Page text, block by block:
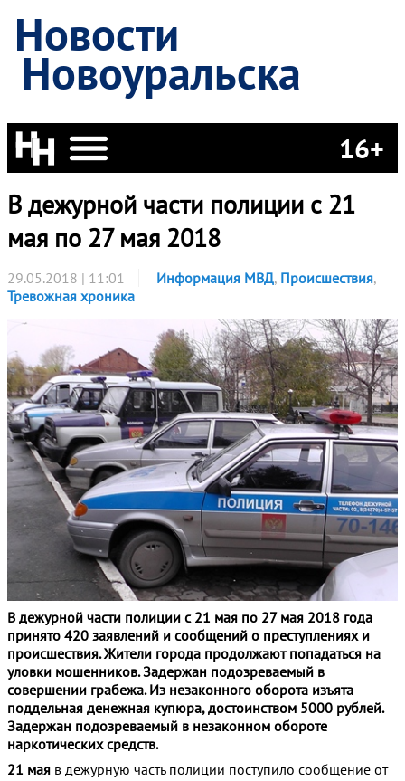
Новости
Новоуральска
16+
В дежурной части полиции с 21
мая по 27 мая 2018
29.05.2018 | 11:01 Информация МВД, Происшествия,
Тревожная хроника
В дежурной части полиции с 21 мая по 27 мая 2018 года
принято 420 заявлений и сообщений о преступлениях и
происшествия. Жители города продолжают попадаться на
уловки мошенников. Задержан подозреваемый в
совершении грабежа. Из незаконного оборота изъята
поддельная денежная купюра, достоинством 5000 рублей.
Задержан подозреваемый в незаконном обороте
наркотических средств.
21 мая в дежурную часть полиции поступило сообщение от